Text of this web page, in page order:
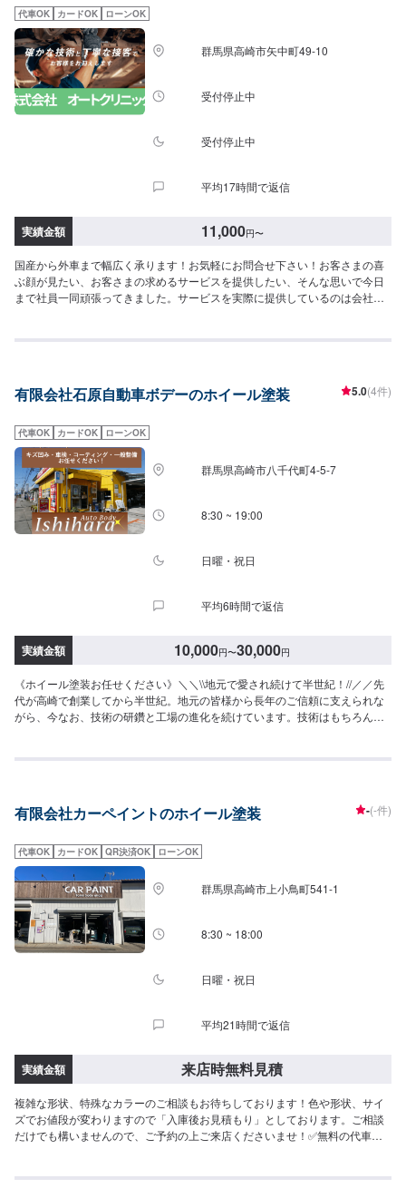
い。※代車の燃料代はお客様にご負担いただいております。-----ご来店時の注
意、受付方法-----入庫の際はお気をつけてお越しください。駐車スペースは事
務所前の空いているスペースに駐車してください。受付はスタッフへ「メン
テモで予約しました」とお伝えください。ご案内いたします。【定休日・営
業時間】定休日：日曜日、祝日営業時間：8:30~17:30
代車OK カードOK ローンOK
群馬県高崎市矢中町49-10
受付停止中
受付停止中
平均17時間で返信
実績金額 11,000円〜
国産から外車まで幅広く承ります！お気軽にお問合せ下さい！お客さまの喜
ぶ顔が見たい、お客さまの求めるサービスを提供したい、そんな思いで今日
まで社員一同頑張ってきました。サービスを実際に提供しているのは会社を
感謝の気持ちを忘れずに、お客さま第一を考えた必要とされるサービスを提
---------【1】オファーにてお問い合わせ【2】お見積り【3】お見積りにご納
通常2日～3日程度で納車となります。納期は前後する場合がございます。予
め、ご了承ください。-----代車について-----無料の代車をご用意しています。
お車の作業中は代車をご利用ください。※代車の燃料代はお客様にご負担いた
だいております。-----ご来店時の注意、受付方法-----倉賀野バイパスを高崎方
面に進み、宮原町交差点を北（高崎/島野町方面）に曲がり直進すると約500
メートルで左手の交差点角に当店があります。入庫の際はお気をつけてお越
しください。駐車スペースは事務所前の空いているスペースに駐車してくだ
案内いたします。【定休日・営業時間】定休日：日曜日、祝日、第二土曜日
有限会社石原自動車ボデーのホイール塗装 5.0(4件)
代車OK カードOK ローンOK
群馬県高崎市八千代町4-5-7
8:30 ~ 19:00
日曜・祝日
平均6時間で返信
実績金額 10,000円〜30,000円
《ホイール塗装お任せください》＼＼\\地元で愛され続けて半世紀！//／／先
代が高崎で創業してから半世紀。地元の皆様から長年のご信頼に支えられな
がら、今なお、技術の研鑽と工場の進化を続けています。技術はもちろんの
ごとにお応えし、解決する「対応力」で、お客様のカーライフのお役に立て
を進めて参ります。常連さんから初めての方まで、ご来店を心からお待ちし
合わせ【2】お見積り【3】お見積りにご納得いただければ作業開始【4】仕
上がり次第納車《パーツの持ち込み》☑新品・中古パーツの持ち込みOK！オ
ファーの際、使用されるパーツのお写真や詳細などをお送りください。《代
車について》お車をお預かりしている間、ご入用のお客様には代車を無料で
ご用意しております。詳しくはお気軽にお問い合わせください。※ガソリン代
はお客様にご負担いただきます。【定休日・営業時間】定休日：第二水曜日
営業時間：8:30~19:00
有限会社カーペイントのホイール塗装 -(-件)
代車OK カードOK QR決済OK ローンOK
群馬県高崎市上小鳥町541-1
8:30 ~ 18:00
日曜・祝日
平均21時間で返信
実績金額 来店時無料見積
複雑な形状、特殊なカラーのご相談もお待ちしております！色や形状、サイ
ズでお値段が変わりますので「入庫後お見積もり」としております。ご相談
だけでも構いませんので、ご予約の上ご来店くださいませ！✅無料の代車を